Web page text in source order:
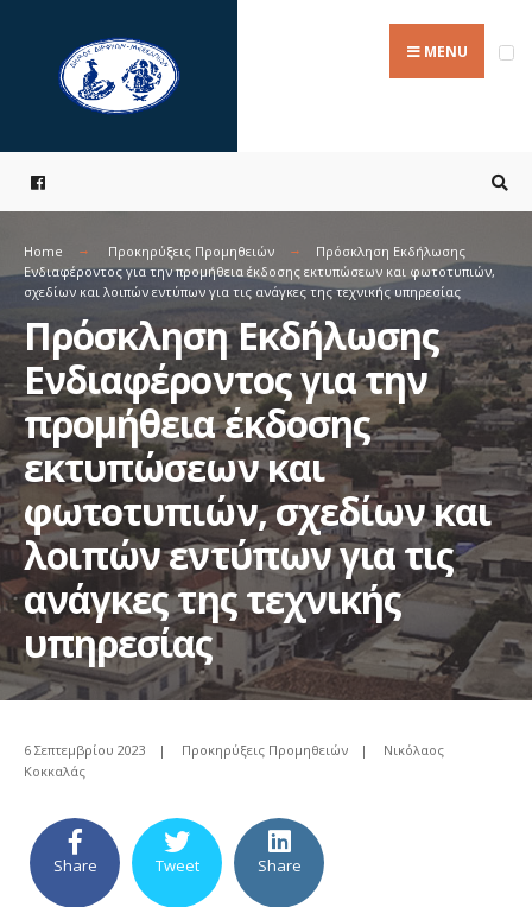
content
MENU
Home Προκηρύξεις Προμηθειών
Πρόσκληση Εκδήλωσης
Ενδιαφέροντος για την προμήθεια έκδοσης εκτυπώσεων και φωτοτυπιών,
σχεδίων και λοιπών εντύπων για τις ανάγκες της τεχνικής υπηρεσίας
Πρόσκληση Εκδήλωσης
Ενδιαφέροντος για την
προμήθεια έκδοσης
εκτυπώσεων και
φωτοτυπιών, σχεδίων και
λοιπών εντύπων για τις
ανάγκες της τεχνικής
υπηρεσίας
6 Σεπτεμβρίου 2023 | Προκηρύξεις Προμηθειών |
Νικόλαος
Κοκκαλάς
Share Tweet Share
for: